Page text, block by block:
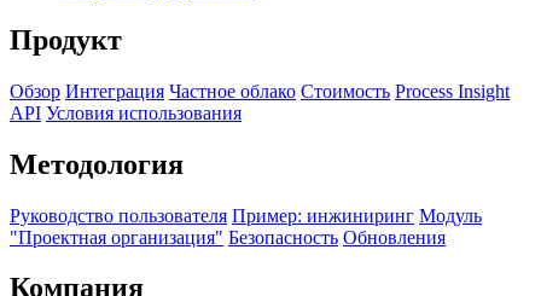
Продукт
Обзор Интеграция Частное облако Стоимость Process Insight
API Условия использования
Методология
Руководство пользователя Пример: инжиниринг Модуль
"Проектная организация" Безопасность Обновления
Компания